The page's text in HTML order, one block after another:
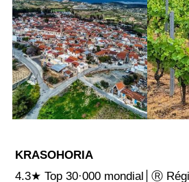
KRASOHORIA
4.3★ Top 30·000 mondial│Ⓡ